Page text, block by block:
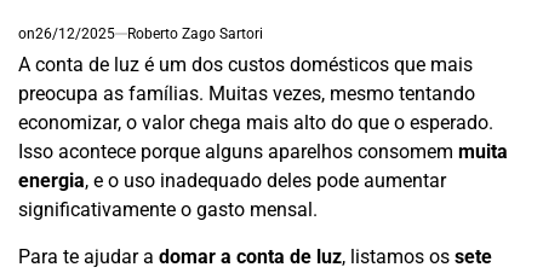
on26/12/2025 Roberto Zago Sartori
A conta de luz é um dos custos domésticos que mais
preocupa as famílias. Muitas vezes, mesmo tentando
economizar, o valor chega mais alto do que o esperado.
Isso acontece porque alguns aparelhos consomem muita
energia, e o uso inadequado deles pode aumentar
significativamente o gasto mensal.
Para te ajudar a domar a conta de luz, listamos os sete